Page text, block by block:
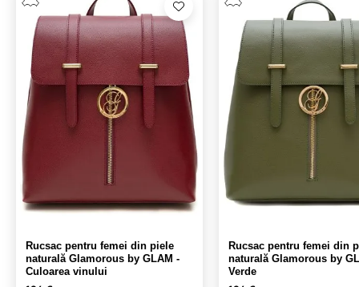
Rucsac pentru femei din piele
naturală Glamorous by GLAM -
Culoarea vinului
Rucsac pentru femei din
naturală Glamorous by
Verde